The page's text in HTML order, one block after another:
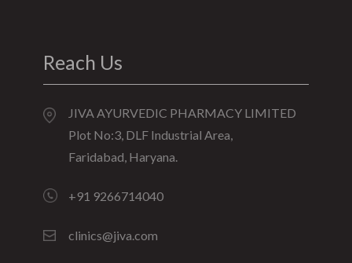
Reach Us
JIVA AYURVEDIC PHARMACY LIMITED
Plot No:3, DLF Industrial Area,
Faridabad, Haryana.
+91 9266714040
clinics@jiva.com